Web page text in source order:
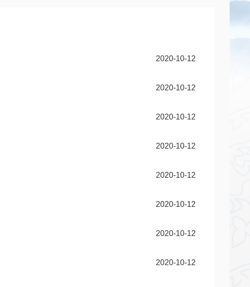
2020-10-12
2020-10-12
2020-10-12
2020-10-12
2020-10-12
2020-10-12
2020-10-12
2020-10-12